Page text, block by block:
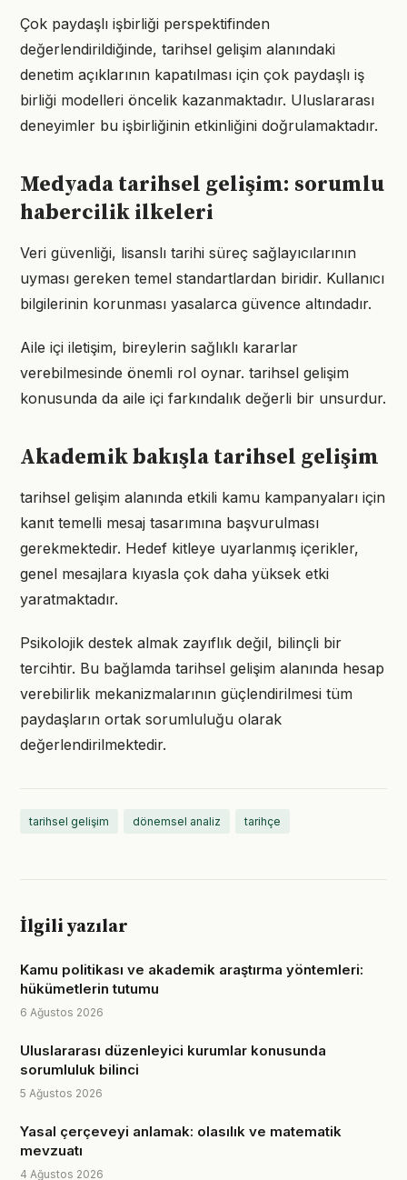
Çok paydaşlı işbirliği perspektifinden
değerlendirildiğinde, tarihsel gelişim alanındaki
denetim açıklarının kapatılması için çok paydaşlı iş
birliği modelleri öncelik kazanmaktadır. Uluslararası
deneyimler bu işbirliğinin etkinliğini doğrulamaktadır.
Medyada tarihsel gelişim: sorumlu
habercilik ilkeleri
Veri güvenliği, lisanslı tarihi süreç sağlayıcılarının
uyması gereken temel standartlardan biridir. Kullanıcı
bilgilerinin korunması yasalarca güvence altındadır.
Aile içi iletişim, bireylerin sağlıklı kararlar
verebilmesinde önemli rol oynar. tarihsel gelişim
konusunda da aile içi farkındalık değerli bir unsurdur.
Akademik bakışla tarihsel gelişim
tarihsel gelişim alanında etkili kamu kampanyaları için
kanıt temelli mesaj tasarımına başvurulması
gerekmektedir. Hedef kitleye uyarlanmış içerikler,
genel mesajlara kıyasla çok daha yüksek etki
yaratmaktadır.
Psikolojik destek almak zayıflık değil, bilinçli bir
tercihtir. Bu bağlamda tarihsel gelişim alanında hesap
verebilirlik mekanizmalarının güçlendirilmesi tüm
paydaşların ortak sorumluluğu olarak
değerlendirilmektedir.
tarihsel gelişim dönemsel analiz tarihçe
İlgili yazılar
Kamu politikası ve akademik araştırma yöntemleri:
hükümetlerin tutumu
6 Ağustos 2026
Uluslararası düzenleyici kurumlar konusunda
sorumluluk bilinci
5 Ağustos 2026
Yasal çerçeveyi anlamak: olasılık ve matematik
mevzuatı
4 Ağustos 2026